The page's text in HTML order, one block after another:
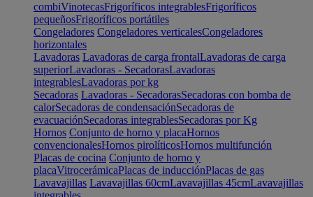
combiVinotecasFrigoríficos integrablesFrigoríficos
pequeñosFrigoríficos portátiles
Congeladores Congeladores verticalesCongeladores
horizontales
Lavadoras Lavadoras de carga frontalLavadoras de carga
superiorLavadoras - SecadorasLavadoras
integrablesLavadoras por kg
Secadoras Lavadoras - SecadorasSecadoras con bomba de
calorSecadoras de condensaciónSecadoras de
evacuaciónSecadoras integrablesSecadoras por Kg
Hornos Conjunto de horno y placaHornos
convencionalesHornos pirolíticosHornos multifunción
Placas de cocina Conjunto de horno y
placaVitrocerámicaPlacas de inducciónPlacas de gas
Lavavajillas Lavavajillas 60cmLavavajillas 45cmLavavajillas